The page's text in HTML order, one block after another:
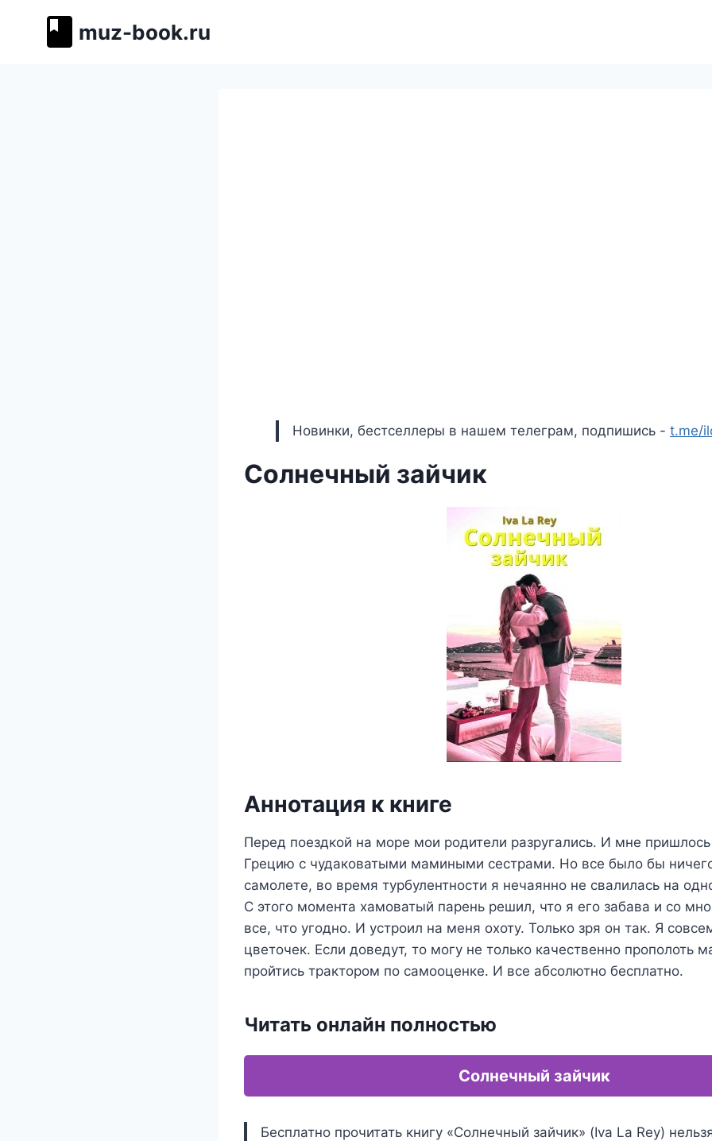
muz-book.ru
Новинки, бестселлеры в нашем телеграм, подпишись - t.me/
Солнечный зайчик
Аннотация к книге
Перед поездкой на море мои родители разругались. И мне пришлось
Грецию с чудаковатыми мамиными сестрами. Но все было бы
самолете, во время турбулентности я нечаянно не свалилась на
С этого момента хамоватый парень решил, что я его забава и со
все, что угодно. И устроил на меня охоту. Только зря он так. Я
цветочек. Если доведут, то могу не только качественно прополоть
пройтись трактором по самооценке. И все абсолютно бесплатно.
Читать онлайн полностью
Солнечный зайчик
Бесплатно прочитать книгу «Солнечный зайчик» (Iva La Rey)